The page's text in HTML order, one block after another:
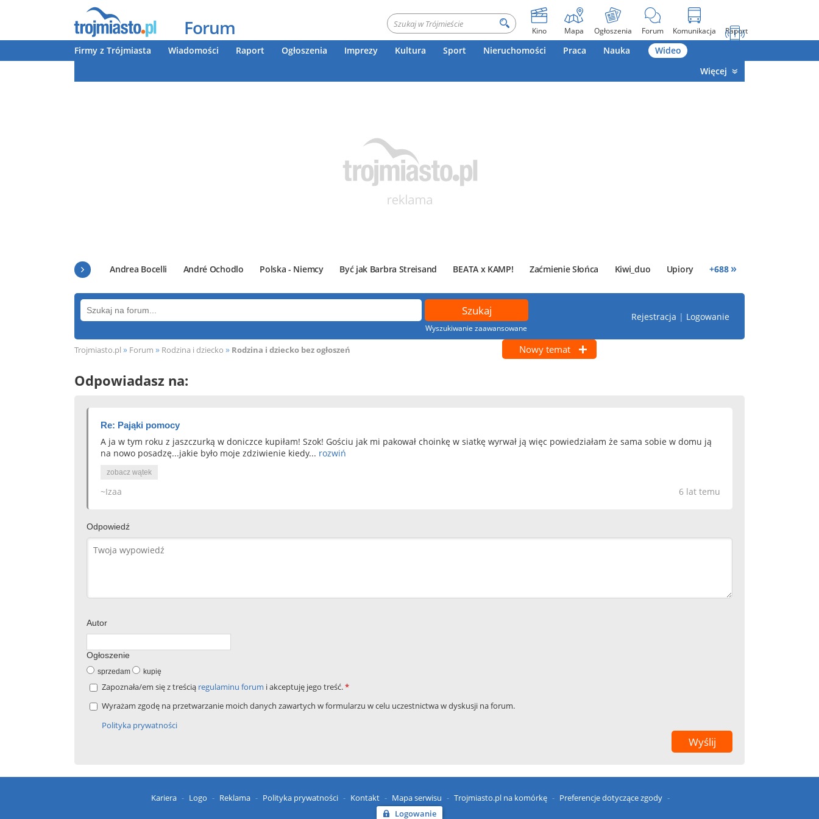
Forum Kino Mapa Ogłoszenia Forum Komunikacja Raport
Firmy z Trójmiasta Wiadomości Raport Ogłoszenia Imprezy Kultura Sport Nieruchomości Praca Nauka
Wideo
Więcej
Andrea Bocelli André Ochodlo Polska - Niemcy Być jak Barbra Streisand BEATA x KAMP! Zaćmienie Słońca Kiwi_duo Upiory +688 »
Wyszukiwanie zaawansowane
Rejestracja | Logowanie
Trojmiasto.pl » Forum » Rodzina i dziecko » Rodzina i dziecko bez ogłoszeń Nowy temat
Odpowiadasz na:
Re: Pająki pomocy
A ja w tym roku z jaszczurką w doniczce kupiłam! Szok! Gościu jak mi pakował choinkę w siatkę wyrwał ją więc powiedziałam że sama sobie w domu ją
na nowo posadzę...jakie było moje zdziwienie kiedy... rozwiń
zobacz wątek
6 lat temu
~Izaa
Odpowiedź
Autor
Ogłoszenie
sprzedam kupię
Zapoznała/em się z treścią regulaminu forum i akceptuję jego treść.*
Wyrażam zgodę na przetwarzanie moich danych zawartych w formularzu w celu uczestnictwa w dyskusji na forum.
Polityka prywatności
Kariera Logo Reklama Polityka prywatności Kontakt Mapa serwisu Trojmiasto.pl na komórkę
Preferencje dotyczące zgody
Logowanie